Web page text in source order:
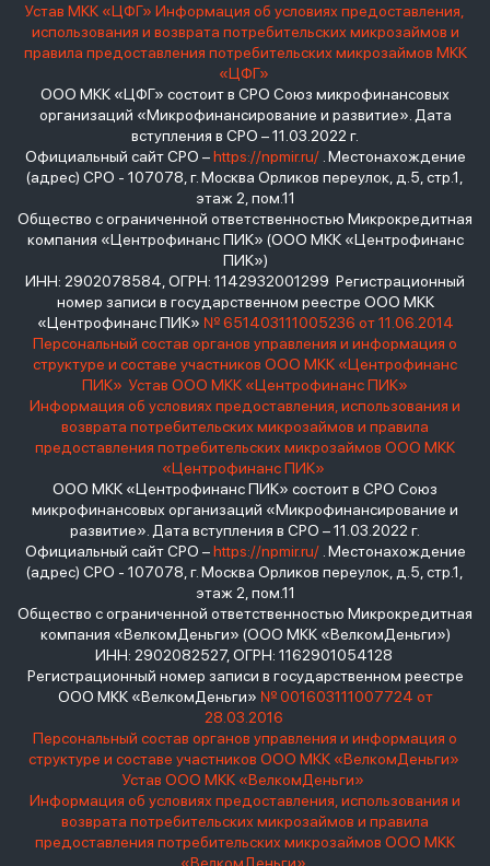
Устав МКК «ЦФГ» Информация об условиях предоставления,
использования и возврата потребительских микрозаймов и
правила предоставления потребительских микрозаймов МКК
«ЦФГ»
ООО МКК «ЦФГ» состоит в СРО Союз микрофинансовых
организаций «Микрофинансирование и развитие». Дата
вступления в СРО – 11.03.2022 г.
Официальный сайт СРО –https://npmir.ru/. Местонахождение
(адрес) СРО - 107078, г. Москва Орликов переулок, д.5, стр.1,
этаж 2, пом.11
Общество с ограниченной ответственностью Микрокредитная
компания «Центрофинанс ПИК» (ООО МКК «Центрофинанс
ПИК»)
ИНН: 2902078584, ОГРН: 1142932001299 Регистрационный
номер записи в государственном реестре ООО МКК
«Центрофинанс ПИК» № 651403111005236 от 11.06.2014
Персональный состав органов управления и информация о
структуре и составе участников ООО МКК «Центрофинанс
ПИК» Устав ООО МКК «Центрофинанс ПИК»
Информация об условиях предоставления, использования и
возврата потребительских микрозаймов и правила
предоставления потребительских микрозаймов ООО МКК
«Центрофинанс ПИК»
ООО МКК «Центрофинанс ПИК» состоит в СРО Союз
микрофинансовых организаций «Микрофинансирование и
развитие». Дата вступления в СРО – 11.03.2022 г.
Официальный сайт СРО –https://npmir.ru/. Местонахождение
(адрес) СРО - 107078, г. Москва Орликов переулок, д.5, стр.1,
этаж 2, пом.11
Общество с ограниченной ответственностью Микрокредитная
компания «ВелкомДеньги» (ООО МКК «ВелкомДеньги»)
ИНН: 2902082527, ОГРН: 1162901054128
Регистрационный номер записи в государственном реестре
ООО МКК «ВелкомДеньги» № 001603111007724 от
28.03.2016
Персональный состав органов управления и информация о
структуре и составе участников ООО МКК «ВелкомДеньги»
Устав ООО МКК «ВелкомДеньги»
Информация об условиях предоставления, использования и
возврата потребительских микрозаймов и правила
предоставления потребительских микрозаймов ООО МКК